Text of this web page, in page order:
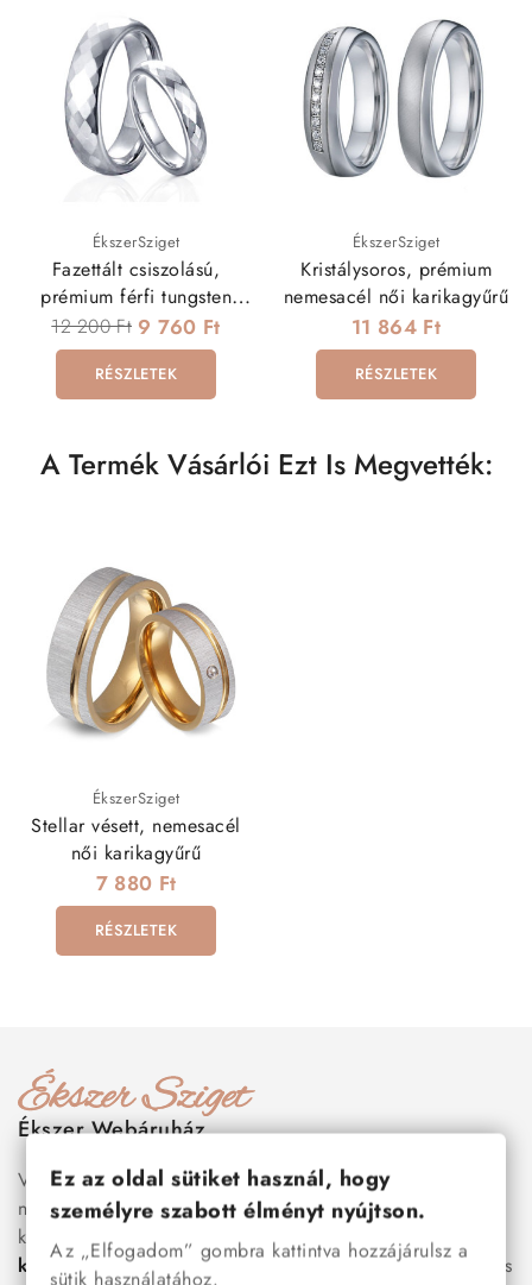
ÉkszerSziget
Fazettált csiszolású,
prémium férfi tungsten
karikagyűrű
12 200 Ft 9 760 Ft
RÉSZLETEK
ÉkszerSziget
Kristálysoros, prémium
nemesacél női karikagyűrű
11 864 Ft
RÉSZLETEK
A Termék Vásárlói Ezt Is Megvették:
ÉkszerSziget
Stellar vésett, nemesacél
női karikagyűrű
7 880 Ft
RÉSZLETEK
Ékszer Webáruház
Válogass több száz prémium minőségű, stílusos és tartós
nemesacél ékszer és orvosi fém ékszer közül, amelyek
között megtalálhatók a legnépszerűbb darabok is:
karkötők, nőinyakláncok,karikagyűrűk,fülbevalók
és
Ez az oldal sütiket használ, hogy
személyre szabott élményt nyújtson.
Az „Elfogadom” gombra kattintva hozzájárulsz a
sütik használatához.